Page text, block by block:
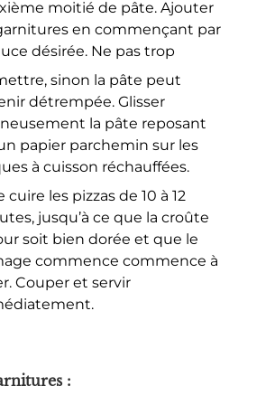
moitié de pâte. Ajouter
en commençant par
désirée. Ne pas trop
sinon la pâte peut
détrempée. Glisser
la pâte reposant
papier parchemin sur les
à cuisson réchauffées.
cuire les pizzas de 10 à 12
jusqu’à ce que la croûte
soit bien dorée et que le
commence commence à
Couper et servir
: